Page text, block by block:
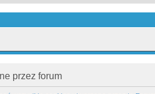
przez forum